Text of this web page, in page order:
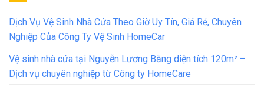
Dịch Vụ Vệ Sinh Nhà Cửa Theo Giờ Uy Tín, Giá Rẻ, Chuyên
Nghiệp Của Công Ty Vệ Sinh HomeCar
Vệ sinh nhà cửa tại Nguyễn Lương Bằng diện tích 120m² –
Dịch vụ chuyên nghiệp từ Công ty HomeCare